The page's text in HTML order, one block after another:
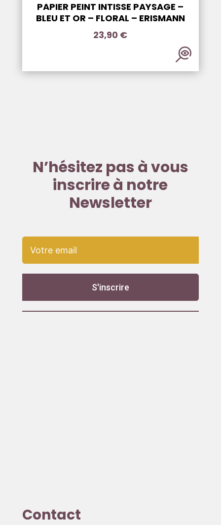
PAPIER PEINT INTISSE PAYSAGE –
BLEU ET OR – FLORAL – ERISMANN
23,90 €
N’hésitez pas à vous
inscrire à notre
Newsletter
S'inscrire
Contact